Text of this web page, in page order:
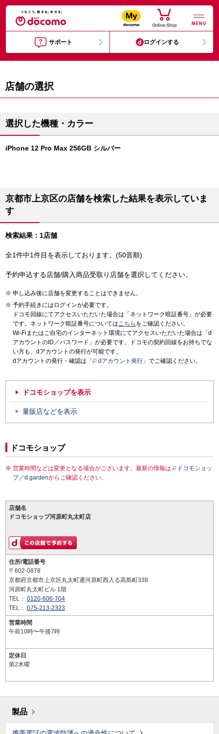
MENU
サポート ログインする
店舗の選択
選択した機種・カラー
iPhone 12 Pro Max 256GB シルバー
京都市上京区の店舗を検索した結果を表示していま
す
検索結果：1店舗
全1件中1件目を表示しております。(50音順)
予約申込する店舗/購入商品受取り店舗を選択してください。
申し込み後に店舗を変更することはできません。
予約手続きにはログインが必要です。
ドコモ回線にてアクセスいただいた場合は「ネットワーク暗証番号」が必要
です。ネットワーク暗証番号についてはこちら をご確認ください。
Wi-Fiまたはご自宅のインターネット環境にてアクセスいただいた場合は「d
アカウントのID／パスワード」が必要です。ドコモの契約回線をお持ちでな
い方も、dアカウントの発行が可能です。
dアカウントの発行・確認は「
dアカウント発行 」でご確認ください。
ドコモショップを表示
量販店などを表示
ドコモショップ
営業時間などは変更となる場合がございます。最新の情報は
ドコモショッ
プ／d gardenからご確認ください。
店舗名
ドコモショップ河原町丸太町店
住所/電話番号
〒602-0878
京都府京都市上京区丸太町通河原町西入る高島町338
河原町丸太町ビル 1階
TEL： 0120-606-704
TEL： 075-213-2323
営業時間
午前10時〜午後7時
定休日
第2木曜
製品